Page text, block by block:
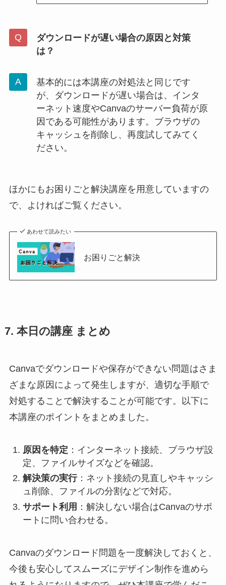
ダウンロードが遅い場合の原因と対策
は？
基本的には本講座の対処法と同じです
が、ダウンロードが遅い場合は、インタ
ーネット速度やCanvaのサーバー負荷が原
因である可能性があります。ブラウザの
キャッシュを削除し、再度試してみてく
ださい。
ほかにもお困りごと解決講座を用意していますの
で、よければご覧ください。
あわせて読みたい
お困りごと解決
7. 本日の講座 まとめ
Canvaでダウンロードや保存ができない問題はさま
ざまな原因によって発生しますが、適切な手順で
対処することで解決することが可能です。以下に
本講座のポイントをまとめました。
原因を特定 ：インターネット接続、ブラウザ設
定、ファイルサイズなどを確認。
解決策の実行：ネット接続の見直しやキャッシ
ュ削除、ファイルの分割などで対応。
サポート利用 ：解決しない場合はCanvaのサポ
ートに問い合わせる。
Canvaのダウンロード問題を一度解決しておくと、
今後も安心してスムーズにデザイン制作を進めら